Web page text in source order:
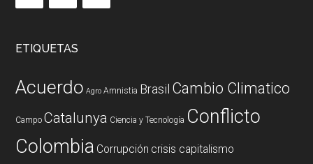
ETIQUETAS
Acuerdo Agro Amnistia Brasil Cambio Climatico
Campo Catalunya Ciencia y Tecnología Conflicto
Colombia Corrupción crisis capitalismo